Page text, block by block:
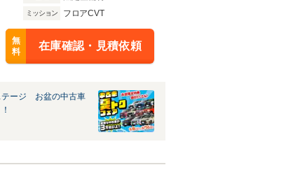
ミッション フロアCVT
無
料
在庫確認・見積依頼
テージ お盆の中古車